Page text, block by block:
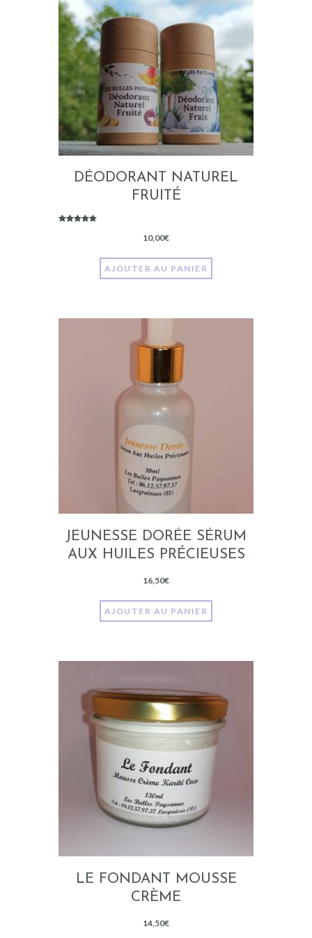
DÉODORANT NATUREL
FRUITÉ
10,00€
AJOUTER AU PANIER
JEUNESSE DORÉE SÉRUM
AUX HUILES PRÉCIEUSES
16,50€
AJOUTER AU PANIER
LE FONDANT MOUSSE
CRÈME
14,50€